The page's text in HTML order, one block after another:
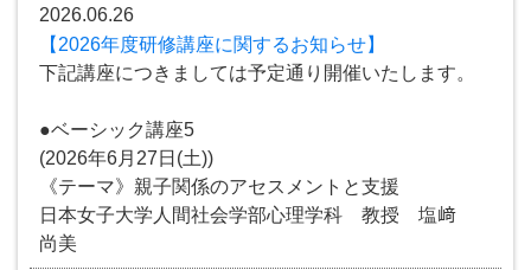
2026.06.26
【2026年度研修講座に関するお知らせ】
下記講座につきましては予定通り開催いたします。
●ベーシック講座5
(2026年6月27日(土))
《テーマ》親子関係のアセスメントと支援
日本女子大学人間社会学部心理学科 教授 塩﨑
尚美